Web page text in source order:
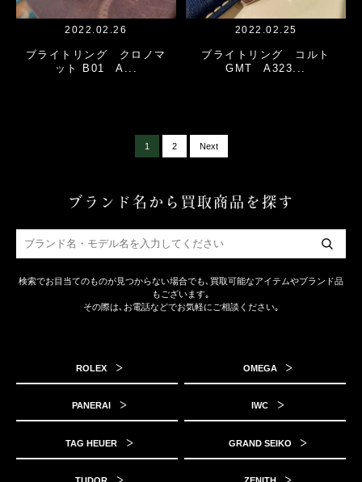
2022.02.26
ブライトリング クロノマ
ット B01 A...
2022.02.25
ブライトリング コルト
GMT A323...
1 2 Next
ブランド名から買取商品を探す
検索でお目当てのものが見つからない場合でも､買取可能なアイテムやブランド品
もございます｡
その際は､お電話などでお気軽にご相談ください｡
ROLEX OMEGA
PANERAI IWC
TAG HEUER GRAND SEIKO